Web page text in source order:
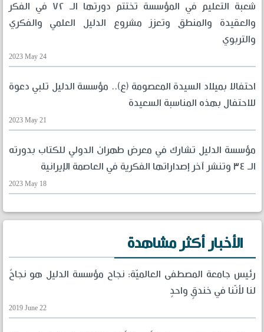
شعبة التعليم في المؤسسة تختتم دورتها الـ ٧٢ في الفكر
والعقيدة والمنطق وتعزز مشروع الدليل العلمي والفكري
والتربوي
2023 May 24
احتفالا بميلاد السيدة المعصومة (ع).. مؤسسة الدليل تلبي دعوة
للاحتفال بهذه المناسبة السعيدة
2023 May 21
مؤسسة الدليل تشارك في معرض طهران الدولي للكتاب بدورته
الـ ٣٤ وتنشر آخر إصداراتها الفكرية في العاصمة الإيرانية
2023 May 18
الأخبار أكثر مشاهدة
رئيس جامعة المصطفى العالميّة: نجاح مؤسسة الدليل هو نجاحٌ
لنا لأنّنا في خندقٍ واحدٍ
2019 June 22